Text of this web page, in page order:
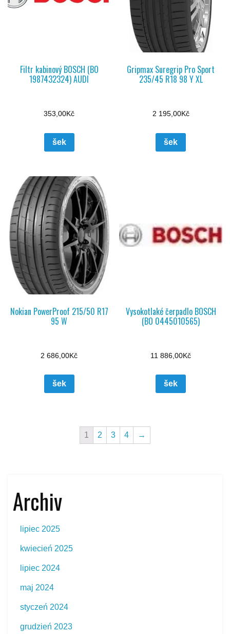
Filtr kabinový BOSCH (BO
1987432324) AUDI
353,00Kč
šek
Gripmax Suregrip Pro Sport
235/45 R18 98 Y XL
2 195,00Kč
šek
Nokian PowerProof 215/50 R17
95 W
2 686,00Kč
šek
Vysokotlaké čerpadlo BOSCH
(BO 0445010565)
11 886,00Kč
šek
1 2 3 4 →
Archiv
lipiec 2025
kwiecień 2025
lipiec 2024
maj 2024
styczeń 2024
grudzień 2023